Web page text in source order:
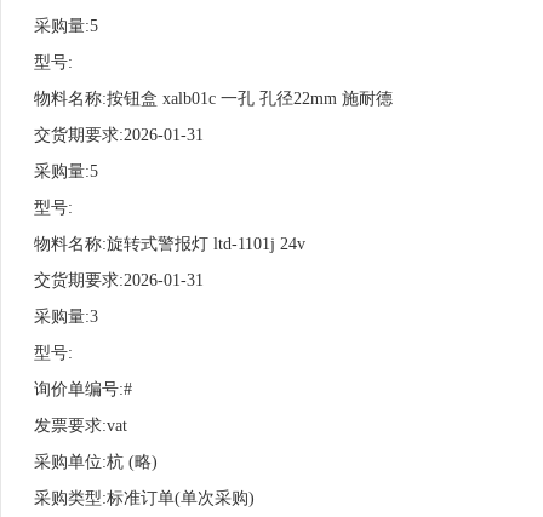
采购量:5
型号:
物料名称:按钮盒 xalb01c 一孔 孔径22mm 施耐德
交货期要求:2026-01-31
采购量:5
型号:
物料名称:旋转式警报灯 ltd-1101j 24v
交货期要求:2026-01-31
采购量:3
型号:
询价单编号:#
发票要求:vat
采购单位:杭 (略)
采购类型:标准订单(单次采购)